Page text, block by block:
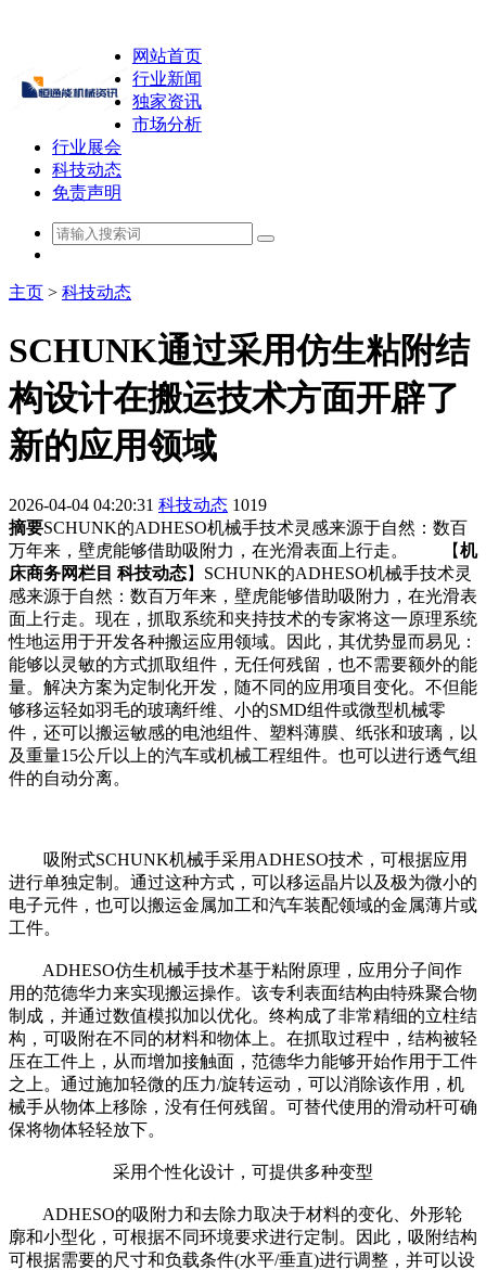
网站首页
行业新闻
独家资讯
市场分析
行业展会
科技动态
免责声明
主页 > 科技动态
SCHUNK通过采用仿生粘附结
构设计在搬运技术方面开辟了
新的应用领域
2026-04-04 04:20:31 科技动态 1019
摘要SCHUNK的ADHESO机械手技术灵感来源于自然：数百
万年来，壁虎能够借助吸附力，在光滑表面上行走。 【机
床商务网栏目 科技动态】SCHUNK的ADHESO机械手技术灵
感来源于自然：数百万年来，壁虎能够借助吸附力，在光滑表
面上行走。现在，抓取系统和夹持技术的专家将这一原理系统
性地运用于开发各种搬运应用领域。因此，其优势显而易见：
能够以灵敏的方式抓取组件，无任何残留，也不需要额外的能
量。解决方案为定制化开发，随不同的应用项目变化。不但能
够移运轻如羽毛的玻璃纤维、小的SMD组件或微型机械零
件，还可以搬运敏感的电池组件、塑料薄膜、纸张和玻璃，以
及重量15公斤以上的汽车或机械工程组件。也可以进行透气组
件的自动分离。
吸附式SCHUNK机械手采用ADHESO技术，可根据应用
进行单独定制。通过这种方式，可以移运晶片以及极为微小的
电子元件，也可以搬运金属加工和汽车装配领域的金属薄片或
工件。
ADHESO仿生机械手技术基于粘附原理，应用分子间作
用的范德华力来实现搬运操作。该专利表面结构由特殊聚合物
制成，并通过数值模拟加以优化。终构成了非常精细的立柱结
构，可吸附在不同的材料和物体上。在抓取过程中，结构被轻
压在工件上，从而增加接触面，范德华力能够开始作用于工件
之上。通过施加轻微的压力/旋转运动，可以消除该作用，机
械手从物体上移除，没有任何残留。可替代使用的滑动杆可确
保将物体轻轻放下。
采用个性化设计，可提供多种变型
ADHESO的吸附力和去除力取决于材料的变化、外形轮
廓和小型化，可根据不同环境要求进行定制。因此，吸附结构
可根据需要的尺寸和负载条件(水平/垂直)进行调整，并可以设